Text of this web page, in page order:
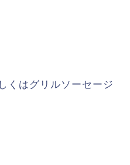
くはグリルソーセージ